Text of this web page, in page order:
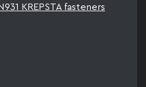
KREPSTA fasteners